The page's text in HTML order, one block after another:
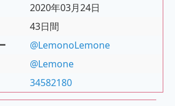
2020年03月24日
43日間
@LemonoLemone
@Lemone
34582180